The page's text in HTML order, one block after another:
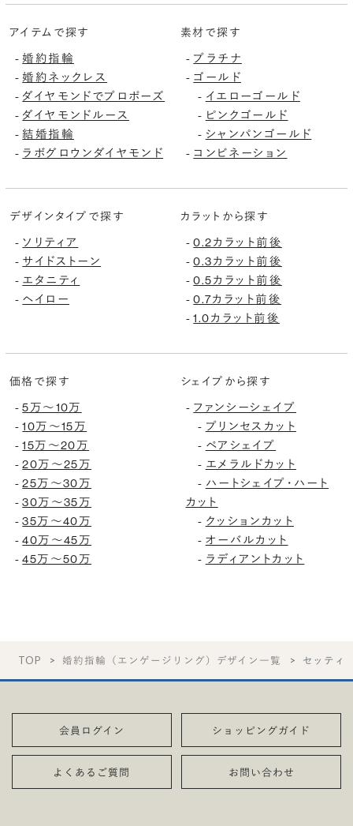
アイテムで探す
-婚約指輪
-婚約ネックレス
-ダイヤモンドでプロポーズ
-ダイヤモンドルース
-結婚指輪
- ラボグロウンダイヤモンド
素材で探す
- プラチナ
- ゴールド
- イエローゴールド
- ピンクゴールド
- シャンパンゴールド
- コンビネーション
デザインタイプで探す
- ソリティア
- サイドストーン
- エタニティ
- ヘイロー
カラットから探す
-0.2カラット前後
-0.3カラット前後
-0.5カラット前後
-0.7カラット前後
-1.0カラット前後
価格で探す
-5万〜10万
-10万〜15万
-15万〜20万
-20万〜25万
-25万〜30万
-30万〜35万
-35万〜40万
-40万〜45万
-45万〜50万
シェイプから探す
- ファンシーシェイプ
- プリンセスカット
- ペアシェイプ
- エメラルドカット
- ハートシェイプ・ハート
カット
- クッションカット
- オーバルカット
- ラディアントカット
TOP 婚約指輪（エンゲージリング）デザイン一覧 セッティ
会員ログイン ショッピングガイド
よくあるご質問 お問い合わせ